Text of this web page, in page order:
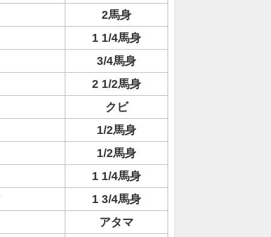
2馬身
1 1/4馬身
3/4馬身
2 1/2馬身
クビ
1/2馬身
1/2馬身
1 1/4馬身
1 3/4馬身
アタマ